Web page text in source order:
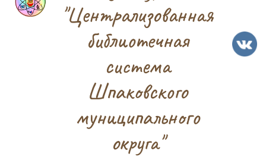
"Централизованная
библиотечная
система
Шпаковского
муниципального
округа"